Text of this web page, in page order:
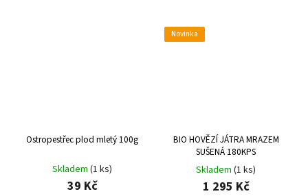
Ostropestřec plod mletý 100g
Skladem (1 ks)
39 Kč
Novinka
BIO HOVĚZÍ JÁTRA MRAZEM
SUŠENÁ 180KPS
Skladem (1 ks)
1 295 Kč